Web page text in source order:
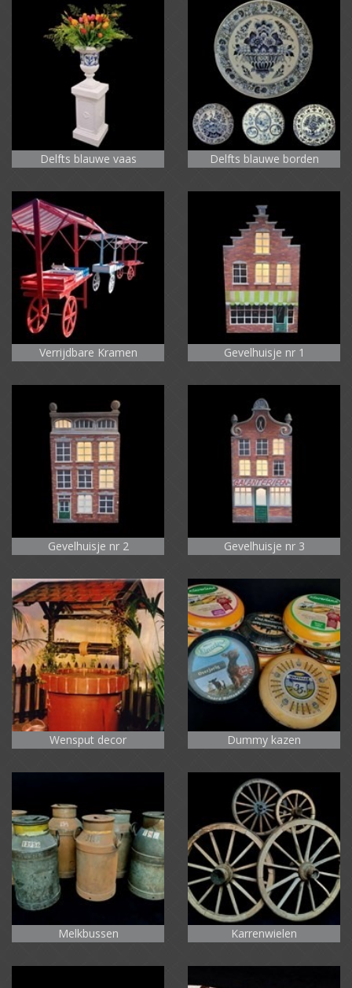
Delfts blauwe vaas Delfts blauwe borden
Verrijdbare Kramen Gevelhuisje nr 1
Gevelhuisje nr 2 Gevelhuisje nr 3
Wensput decor Dummy kazen
Melkbussen Karrenwielen